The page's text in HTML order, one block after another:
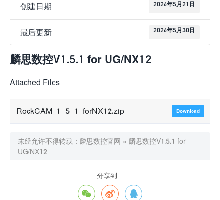
创建日期 2026年5月21日
最后更新 2026年5月30日
麟思数控V1.5.1 for UG/NX12
Attached Files
RockCAM_1_5_1_forNX12.zip Download
未经允许不得转载： 麟思数控官网 » 麟思数控V1.5.1 for
UG/NX12
分享到
  